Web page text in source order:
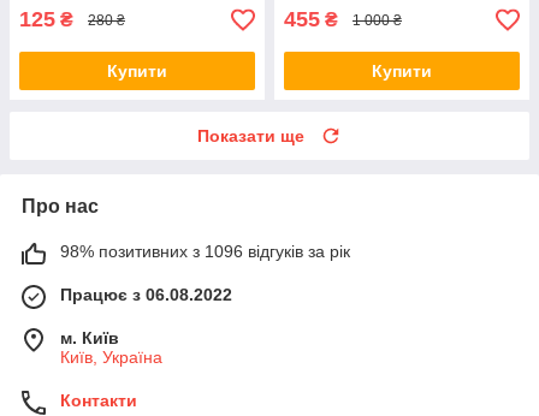
125 ₴ 280 ₴
Купити
455 ₴ 1 000 ₴
Купити
Показати ще
Про нас
98% позитивних з 1096 відгуків за рік
Працює з 06.08.2022
м. Київ
Київ, Україна
Контакти